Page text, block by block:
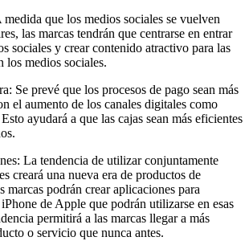
que los medios sociales se vuelven
las marcas tendrán que centrarse en entrar
sociales y crear contenido atractivo para las
los medios sociales.
Se prevé que los procesos de pago sean más
el aumento de los canales digitales como
ayudará a que las cajas sean más eficientes
La tendencia de utilizar conjuntamente
creará una nueva era de productos de
podrán crear aplicaciones para
de Apple que podrán utilizarse en esas
permitirá a las marcas llegar a más
o servicio que nunca antes.